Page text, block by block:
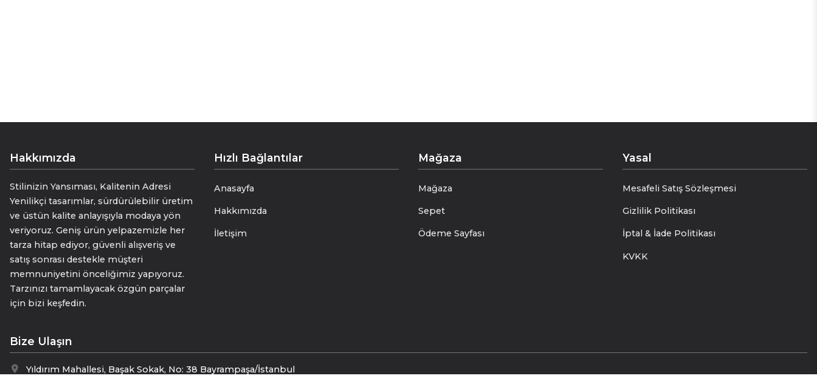
Hakkımızda
Stilinizin Yansıması, Kalitenin Adresi
Yenilikçi tasarımlar, sürdürülebilir üretim
ve üstün kalite anlayışıyla modaya yön
veriyoruz. Geniş ürün yelpazemizle her
tarza hitap ediyor, güvenli alışveriş ve
satış sonrası destekle müşteri
memnuniyetini önceliğimiz yapıyoruz.
Tarzınızı tamamlayacak özgün parçalar
için bizi keşfedin.
Hızlı Bağlantılar
Anasayfa
Hakkımızda
İletişim
Mağaza
Mağaza
Sepet
Ödeme Sayfası
Yasal
Mesafeli Satış Sözleşmesi
Gizlilik Politikası
İptal & İade Politikası
KVKK
Bize Ulaşın
Yıldırım Mahallesi, Başak Sokak, No: 38 Bayrampaşa/İstanbul